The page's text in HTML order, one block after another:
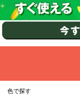
色で探す